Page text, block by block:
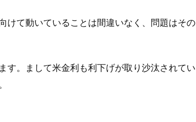
けて動いていることは間違いなく、問題はその
す。まして米金利も利下げが取り沙汰されてい